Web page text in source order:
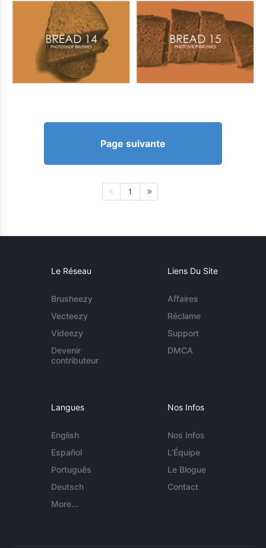
Page suivante
1
Le Réseau
Brusheezy
Vecteezy
Videezy
Devenir
contributeur
Liens Du Site
Affaires
Réclame
Support
DMCA
Langues
English
Español
Português
Deutsch
More...
Nos Infos
Nos Infos
L'Équipe
Le Blogue
Contact